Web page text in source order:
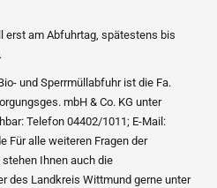
erst am Abfuhrtag, spätestens bis
und Sperrmüllabfuhr ist die Fa.
mbH & Co. KG unter
Telefon 04402/1011; E-Mail:
Für alle weiteren Fragen der
Ihnen auch die
des Landkreis Wittmund gerne unter